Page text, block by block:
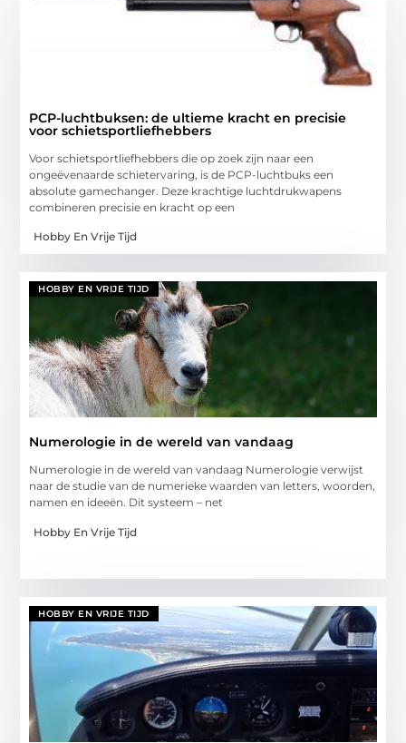
PCP-luchtbuksen: de ultieme kracht en precisie
voor schietsportliefhebbers
Voor schietsportliefhebbers die op zoek zijn naar een
ongeëvenaarde schietervaring, is de PCP-luchtbuks een
absolute gamechanger. Deze krachtige luchtdrukwapens
combineren precisie en kracht op een
Hobby En Vrije Tijd
HOBBY EN VRIJE TIJD
Numerologie in de wereld van vandaag
Numerologie in de wereld van vandaag Numerologie verwijst
naar de studie van de numerieke waarden van letters, woorden,
namen en ideeën. Dit systeem – net
Hobby En Vrije Tijd
HOBBY EN VRIJE TIJD